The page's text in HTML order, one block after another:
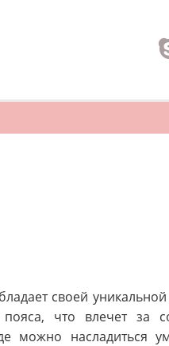
своей
что влечет за
можно насладиться